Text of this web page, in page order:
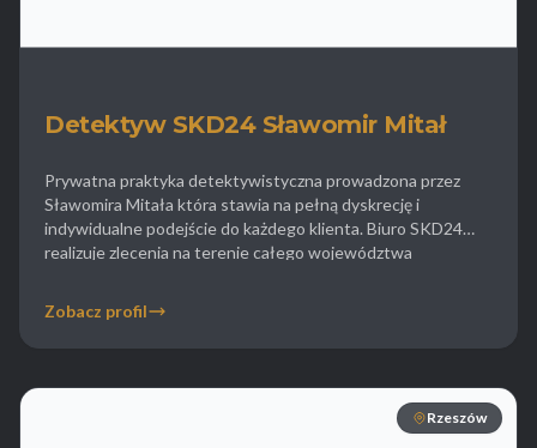
Detektyw SKD24 Sławomir Mitał
Prywatna praktyka detektywistyczna prowadzona przez
Sławomira Mitała która stawia na pełną dyskrecję i
indywidualne podejście do każdego klienta. Biuro SKD24
realizuje zlecenia na terenie całego województwa
rozwodowych gdzie kluczowe jest zdobycie
niepodważalnych dowodów winy współmałżonka. Firma
Zobacz profil
Rzeszów